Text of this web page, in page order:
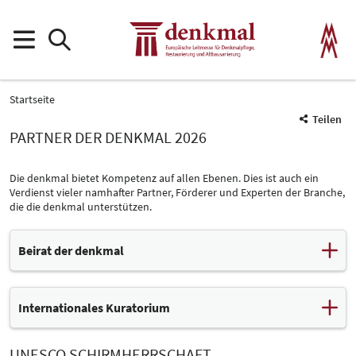
Startseite
Teilen
PARTNER DER DENKMAL 2026
Die denkmal bietet Kompetenz auf allen Ebenen. Dies ist auch ein
Verdienst vieler namhafter Partner, Förderer und Experten der Branche,
die die denkmal unterstützen.
Beirat der denkmal
in den Ländern (VDL)
Ralph-Uwe Johann - Deffner & Johann GmbH, Röthlein
Internationales Kuratorium
Wissenschaftliche Referentin, Ungarisches Architekturmuseum und